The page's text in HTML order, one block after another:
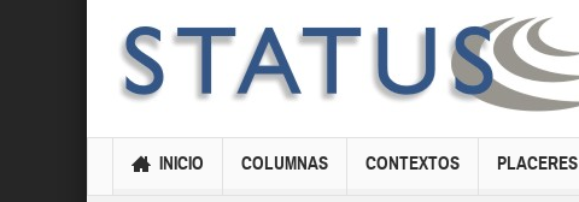
INICIO COLUMNAS CONTEXTOS PLACERES